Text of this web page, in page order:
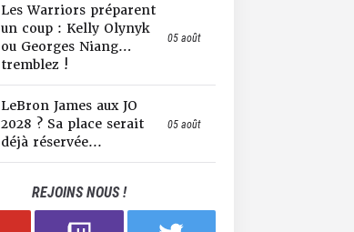
Les Warriors préparent
un coup : Kelly Olynyk
ou Georges Niang…
tremblez !
05 août
LeBron James aux JO
2028 ? Sa place serait
déjà réservée...
05 août
REJOINS NOUS !